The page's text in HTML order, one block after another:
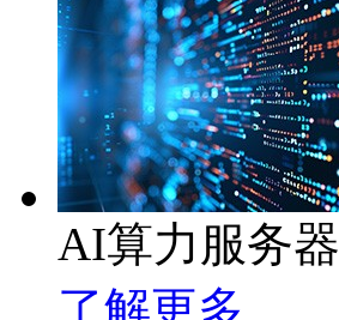
AI算力服务器
了解更多